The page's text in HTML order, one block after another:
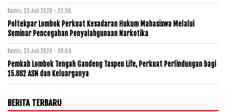
Kamis, 23 Juli 2026 - 22:56
Poltekpar Lombok Perkuat Kesadaran Hukum Mahasiswa Melalui
Seminar Pencegahan Penyalahgunaan Narkotika
Kamis, 23 Juli 2026 - 08:04
Pemkab Lombok Tengah Gandeng Taspen Life, Perkuat Perlindungan bagi
15.882 ASN dan Keluarganya
BERITA TERBARU